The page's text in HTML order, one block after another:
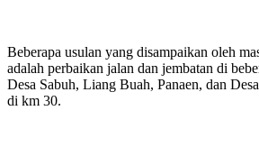
Beberapa usulan yang disampaikan oleh
adalah perbaikan jalan dan jembatan di
Desa Sabuh, Liang Buah, Panaen, dan
di km 30.